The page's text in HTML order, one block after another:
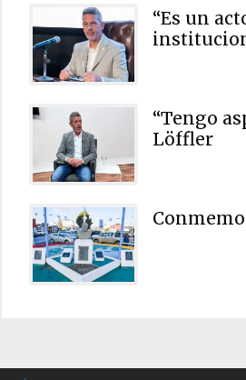
“Es un
“Tengo
Löffler